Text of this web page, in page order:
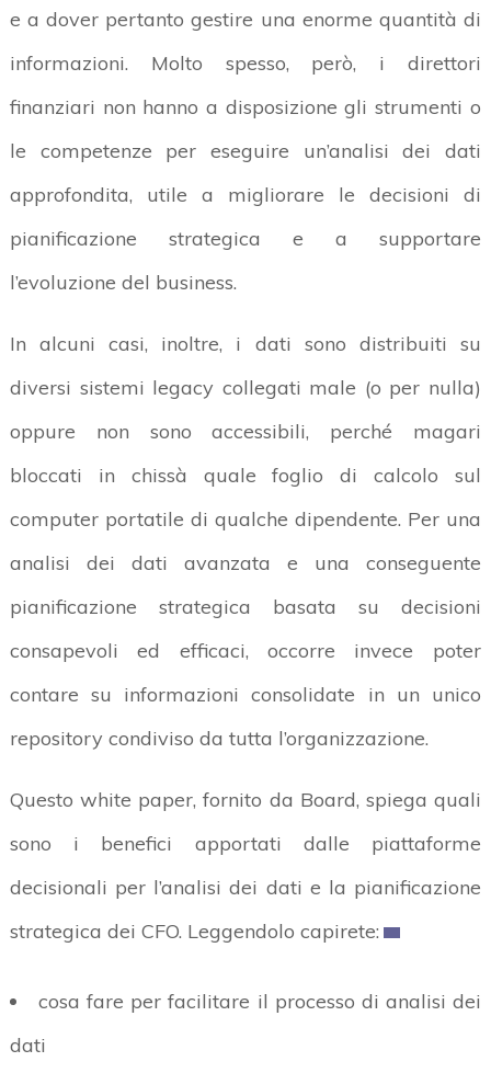
e a dover pertanto gestire una enorme quantità di
informazioni. Molto spesso, però, i direttori
finanziari non hanno a disposizione gli strumenti o
le competenze per eseguire un’analisi dei dati
approfondita, utile a migliorare le decisioni di
pianificazione strategica e a supportare
l’evoluzione del business.
In alcuni casi, inoltre, i dati sono distribuiti su
diversi sistemi legacy collegati male (o per nulla)
oppure non sono accessibili, perché magari
bloccati in chissà quale foglio di calcolo sul
computer portatile di qualche dipendente. Per una
analisi dei dati avanzata e una conseguente
pianificazione strategica basata su decisioni
consapevoli ed efficaci, occorre invece poter
contare su informazioni consolidate in un unico
repository condiviso da tutta l’organizzazione.
Questo white paper, fornito da Board, spiega quali
sono i benefici apportati dalle piattaforme
decisionali per l’analisi dei dati e la pianificazione
strategica dei CFO. Leggendolo capirete:
cosa fare per facilitare il processo di analisi dei
dati